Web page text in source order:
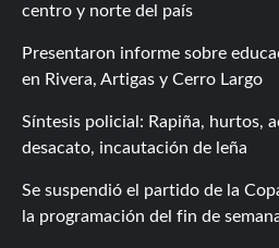
centro y norte del país
Presentaron informe sobre
en Rivera, Artigas y Cerro Largo
Síntesis policial: Rapiña, hurtos,
desacato, incautación de leña
Se suspendió el partido de la
la programación del fin de